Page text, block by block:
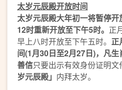
太岁元辰殿开放时间
太岁元辰殿大年初一将暂停
12时重新开放至下午5时。 正
早上八时开放至下午五时。 正
间(1月30日至2月27日)，凡
善信只要出示有效身份证明文
岁元辰殿」 内拜太岁。